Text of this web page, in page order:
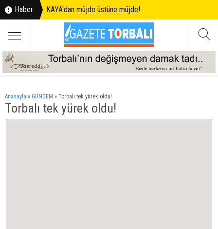
Haber KAYA'dan müjde üstüne müjde!
Anasayfa » GÜNDEM » Torbalı tek yürek oldu!
Torbalı tek yürek oldu!